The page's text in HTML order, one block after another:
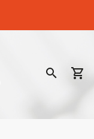
search shopping_cart